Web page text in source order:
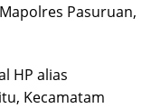
Pasuruan,
HP alias
Kecamatam